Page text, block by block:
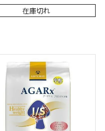
在庫切れ